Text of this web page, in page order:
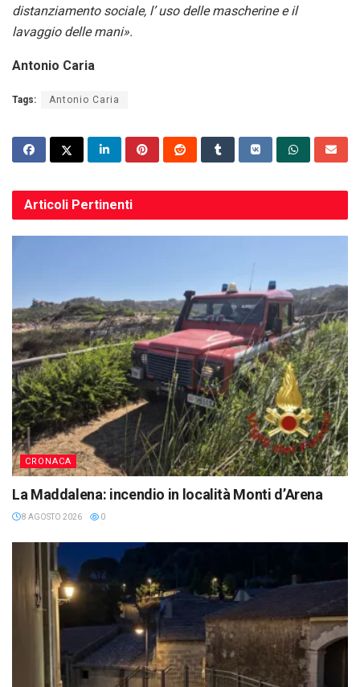
distanziamento sociale, l’ uso delle mascherine e il
lavaggio delle mani».
Antonio Caria
Tags: Antonio Caria
Articoli Pertinenti
CRONACA
La Maddalena: incendio in località Monti d’Arena
8 AGOSTO 2026 0